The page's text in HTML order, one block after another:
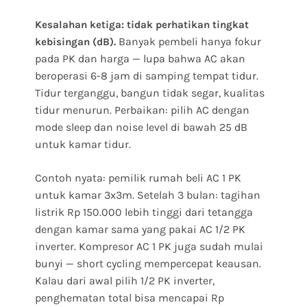
Kesalahan ketiga: tidak perhatikan tingkat
kebisingan (dB). Banyak pembeli hanya fokur
pada PK dan harga — lupa bahwa AC akan
beroperasi 6-8 jam di samping tempat tidur.
Tidur terganggu, bangun tidak segar, kualitas
tidur menurun. Perbaikan: pilih AC dengan
mode sleep dan noise level di bawah 25 dB
untuk kamar tidur.
Contoh nyata: pemilik rumah beli AC 1 PK
untuk kamar 3x3m. Setelah 3 bulan: tagihan
listrik Rp 150.000 lebih tinggi dari tetangga
dengan kamar sama yang pakai AC 1/2 PK
inverter. Kompresor AC 1 PK juga sudah mulai
bunyi — short cycling mempercepat keausan.
Kalau dari awal pilih 1/2 PK inverter,
penghematan total bisa mencapai Rp